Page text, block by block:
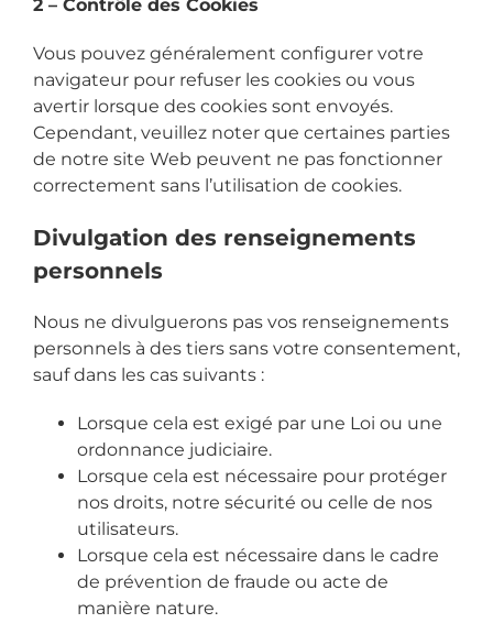
2 – Contrôle des Cookies
Vous pouvez généralement configurer votre
navigateur pour refuser les cookies ou vous
avertir lorsque des cookies sont envoyés.
Cependant, veuillez noter que certaines parties
de notre site Web peuvent ne pas fonctionner
correctement sans l’utilisation de cookies.
Divulgation des renseignements
personnels
Nous ne divulguerons pas vos renseignements
personnels à des tiers sans votre consentement,
sauf dans les cas suivants :
Lorsque cela est exigé par une Loi ou une
ordonnance judiciaire.
Lorsque cela est nécessaire pour protéger
nos droits, notre sécurité ou celle de nos
utilisateurs.
Lorsque cela est nécessaire dans le cadre
de prévention de fraude ou acte de
manière nature.